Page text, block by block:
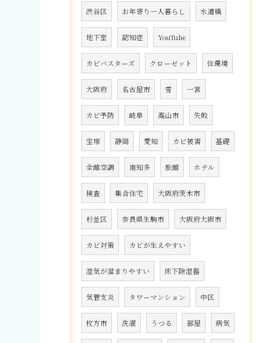
渋谷区 お年寄り一人暮らし 水道橋
地下室 認知症 YouTube
カビバスターズ クローゼット 住環境
大阪府 名古屋市 雪 一宮
カビ予防 岐阜 高山市 失敗
宝塚 静岡 愛知 カビ被害 基礎
全館空調 南知多 旅館 ホテル
検査 集合住宅 大阪府茨木市
杉並区 奈良県生駒市 大阪府大阪市
カビ対策 カビが生えやすい
湿気が溜まりやすい 床下除湿器
気管支炎 タワーマンション 中区
枚方市 洗濯 うつる 部屋 病気